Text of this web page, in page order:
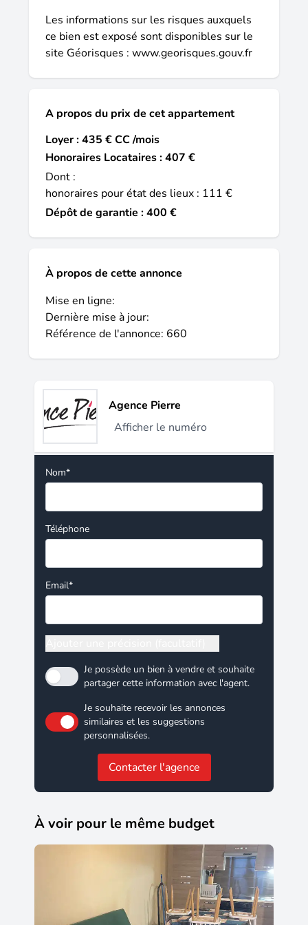
Les informations sur les risques auxquels
ce bien est exposé sont disponibles sur le
site Géorisques : www.georisques.gouv.fr
A propos du prix de cet appartement
Loyer : 435 € CC /mois
Honoraires Locataires : 407 €
Dont :
honoraires pour état des lieux : 111 €
Dépôt de garantie : 400 €
À propos de cette annonce
Mise en ligne:
Dernière mise à jour:
Référence de l'annonce: 660
Agence Pierre
Afficher le numéro
Nom*
Téléphone
Email*
Je possède un bien à vendre et souhaite
partager cette information avec l'agent.
Je souhaite recevoir les annonces
similaires et les suggestions
personnalisées.
Contacter l'agence
À voir pour le même budget